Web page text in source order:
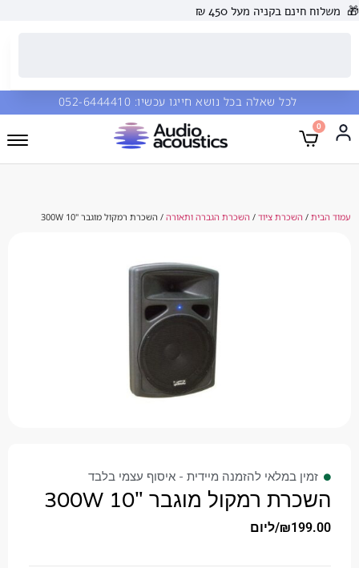
🎁 משלוח חינם בקניה מעל 450 ₪
לכל שאלה בכל נושא חייגו עכשיו:
0
עמוד הבית / השכרת ציוד / השכרת הגברה ותאורה / השכרת רמקול מוגבר "10 300W
זמין במלאי להזמנה מיידית - איסוף עצמי בלבד
השכרת רמקול מוגבר "10 300W
₪199.00 /ליום